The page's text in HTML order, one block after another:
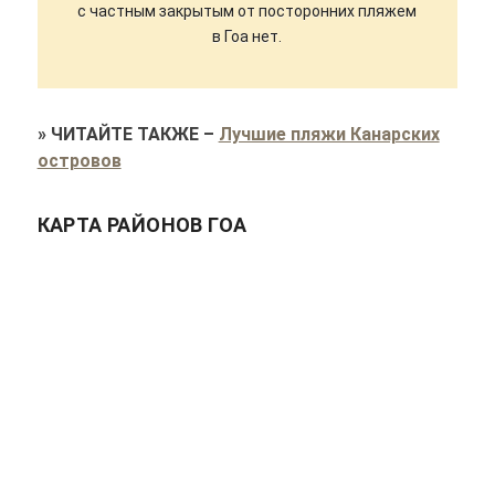
с частным закрытым от посторонних пляжем
в Гоа нет.
» ЧИТАЙТЕ ТАКЖЕ– Лучшие пляжи Канарских
островов
КАРТА РАЙОНОВ ГОА